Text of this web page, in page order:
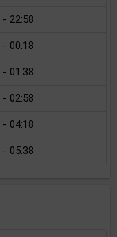
- 22:58
- 00:18
- 01:38
- 02:58
- 04:18
- 05:38